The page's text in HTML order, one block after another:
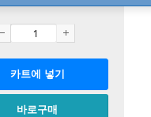
카트에 넣기
바로구매